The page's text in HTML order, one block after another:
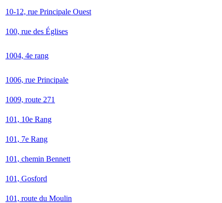
10-12, rue Principale Ouest
100, rue des Églises
1004, 4e rang
1006, rue Principale
1009, route 271
101, 10e Rang
101, 7e Rang
101, chemin Bennett
101, Gosford
101, route du Moulin